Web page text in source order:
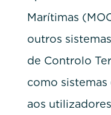
Marítimas
outros
de Controlo
como sistemas
aos